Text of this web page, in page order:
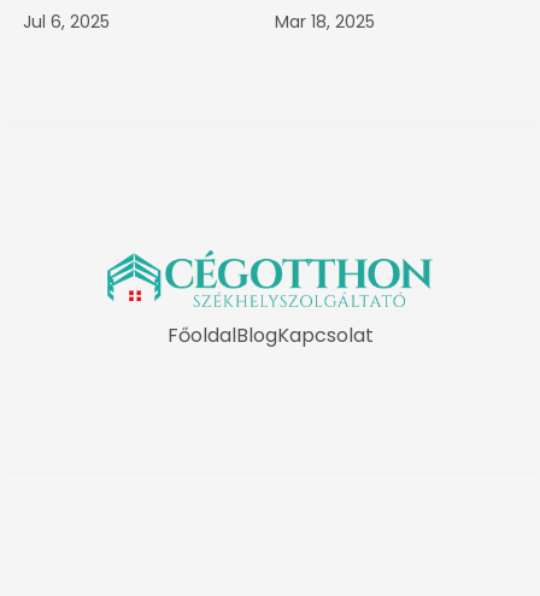
Jul 6, 2025 Mar 18, 2025
FőoldalBlogKapcsolat